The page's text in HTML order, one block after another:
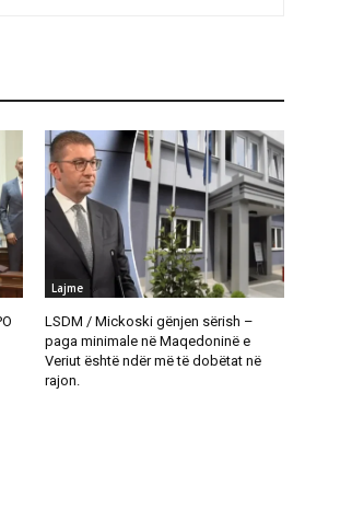
Lajme
LSDM / Mickoski gënjen sërish –
paga minimale në Maqedoninë e
Veriut është ndër më të dobëtat në
rajon.